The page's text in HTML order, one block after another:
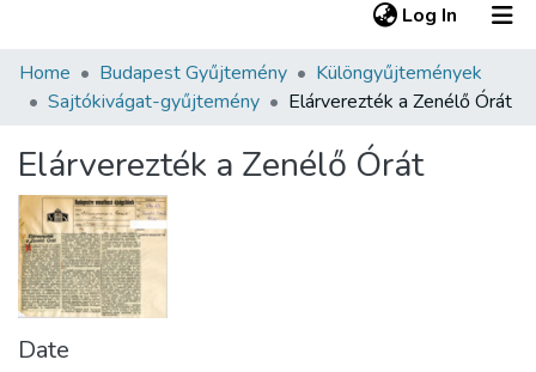
Log In (current)
Communities & Collections
Statistics
About us
Home Budapest Gyűjtemény
Különgyűjtemények
Sajtókivágat-gyűjtemény
Elárverezték a Zenélő Órát
Elárverezték a Zenélő Órát
Date